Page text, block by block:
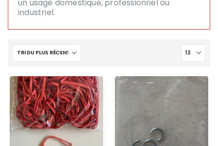
un usage domestique, professionnel ou
industriel.